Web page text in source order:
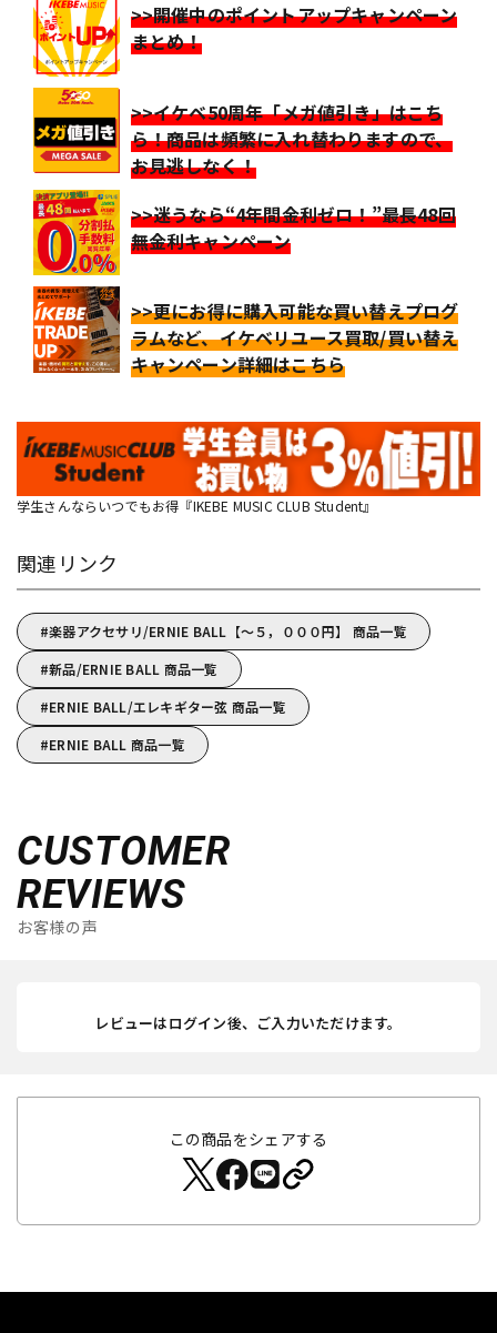
>>開催中のポイントアップキャンペーン
まとめ！
>>イケベ50周年「メガ値引き」はこち
ら！商品は頻繁に入れ替わりますので、
お見逃しなく！
>>迷うなら“4年間金利ゼロ！”最長48回
無金利キャンペーン
>>更にお得に購入可能な買い替えプログ
ラムなど、イケベリユース買取/買い替え
キャンペーン詳細はこちら
学生さんならいつでもお得『IKEBE MUSIC CLUB Student』
関連リンク
楽器アクセサリ/ERNIE BALL【～５，０００円】 商品一覧
新品/ERNIE BALL 商品一覧
ERNIE BALL/エレキギター弦 商品一覧
ERNIE BALL 商品一覧
CUSTOMER
REVIEWS
お客様の声
レビューはログイン後、ご入力いただけます。
この商品をシェアする